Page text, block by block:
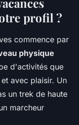
profil ?
commence par
physique
d'activités que
avec plaisir. Un
un trek de haute
marcheur